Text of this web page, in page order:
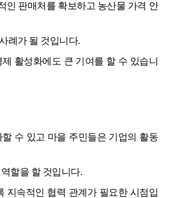
인 판매처를 확보하고 농산물 가격 안
례가 될 것입니다.
활성화에도 큰 기여를 할 수 있습니
수 있고 마을 주민들은 기업의 활동
할을 할 것입니다.
지속적인 협력 관계가 필요한 시점입